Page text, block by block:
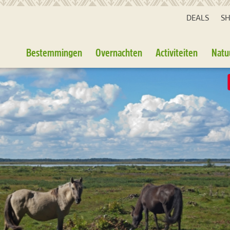
DEALS
Bestemmingen Overnachten Activiteiten